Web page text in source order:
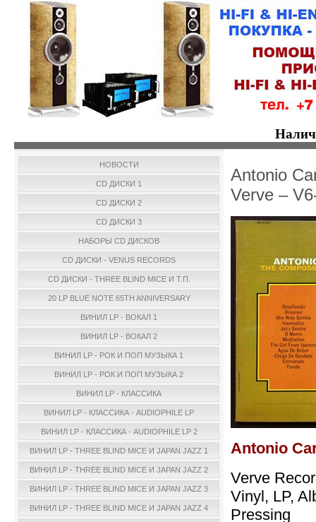
НОВОСТИ
CD ДИСКИ 1
CD ДИСКИ 2
CD ДИСКИ 3
НАБОРЫ CD ДИСКОВ
CD ДИСКИ - VENUS RECORDS
CD ДИСКИ - THREE BLIND MICE И Т.П.
20 LP BLUE NOTE 65TH ANNIVERSARY
ВИНИЛ LP - ВОКАЛ 1
ВИНИЛ LP - ВОКАЛ 2
ВИНИЛ LP - РОК И ПОП МУЗЫКА 1
ВИНИЛ LP - РОК И ПОП МУЗЫКА 2
ВИНИЛ LP - КЛАССИКА
ВИНИЛ LP - КЛАССИКА - AUDIOPHILE LP
ВИНИЛ LP - КЛАССИКА - AUDIOPHILE LP 2
ВИНИЛ LP - THREE BLIND MICE И JAPAN JAZZ 1
ВИНИЛ LP - THREE BLIND MICE И JAPAN JAZZ 2
ВИНИЛ LP - THREE BLIND MICE И JAPAN JAZZ 3
ВИНИЛ LP - THREE BLIND MICE И JAPAN JAZZ 4
Antonio
Verve –
Antonio
Verve
Vinyl, LP,
Pressing